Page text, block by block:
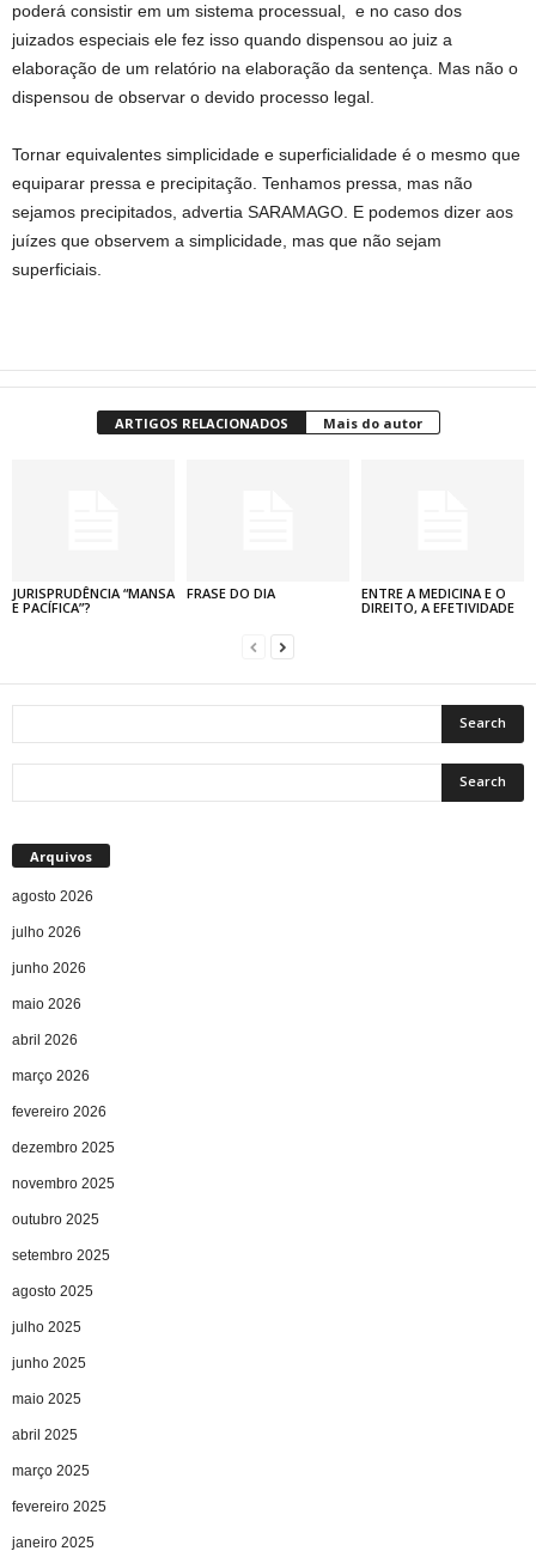
poderá consistir em um sistema processual, e no caso dos
juizados especiais ele fez isso quando dispensou ao juiz a
elaboração de um relatório na elaboração da sentença. Mas não o
dispensou de observar o devido processo legal.
Tornar equivalentes simplicidade e superficialidade é o mesmo que
equiparar pressa e precipitação. Tenhamos pressa, mas não
sejamos precipitados, advertia SARAMAGO. E podemos dizer aos
juízes que observem a simplicidade, mas que não sejam
superficiais.
ARTIGOS RELACIONADOS Mais do autor
JURISPRUDÊNCIA “MANSA
E PACÍFICA”?
FRASE DO DIA
ENTRE A MEDICINA E O
DIREITO, A EFETIVIDADE
Arquivos
agosto 2026
julho 2026
junho 2026
maio 2026
abril 2026
março 2026
fevereiro 2026
dezembro 2025
novembro 2025
outubro 2025
setembro 2025
agosto 2025
julho 2025
junho 2025
maio 2025
abril 2025
março 2025
fevereiro 2025
janeiro 2025